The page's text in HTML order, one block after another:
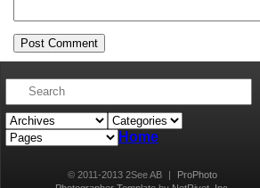
Home
© 2011-2013 2See AB |
ProPhoto